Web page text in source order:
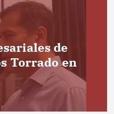
de
Torrado en